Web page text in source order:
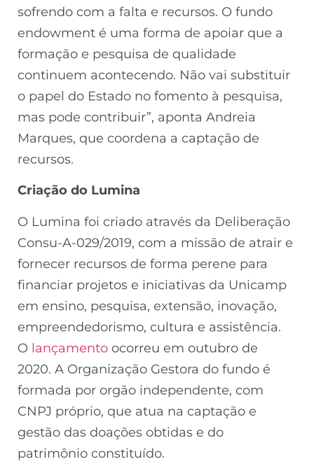
sofrendo com a falta e recursos. O fundo
endowment é uma forma de apoiar que a
formação e pesquisa de qualidade
continuem acontecendo. Não vai substituir
o papel do Estado no fomento à pesquisa,
mas pode contribuir”, aponta Andreia
Marques, que coordena a captação de
recursos.
Criação do Lumina
O Lumina foi criado através da Deliberação
Consu-A-029/2019, com a missão de atrair e
fornecer recursos de forma perene para
financiar projetos e iniciativas da Unicamp
em ensino, pesquisa, extensão, inovação,
empreendedorismo, cultura e assistência.
O lançamento ocorreu em outubro de
2020. A Organização Gestora do fundo é
formada por orgão independente, com
CNPJ próprio, que atua na captação e
gestão das doações obtidas e do
patrimônio constituído.